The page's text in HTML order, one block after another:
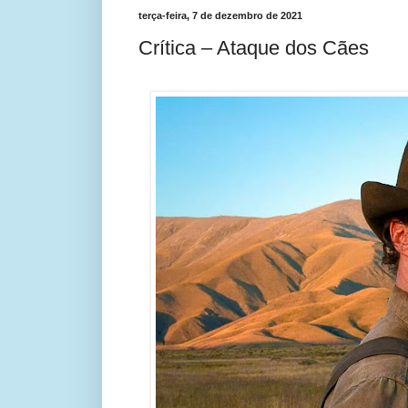
terça-feira, 7 de dezembro de 2021
Crítica – Ataque dos Cães